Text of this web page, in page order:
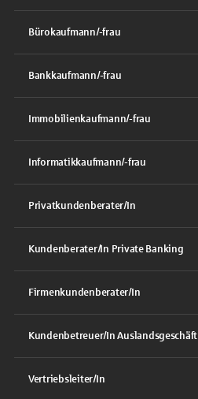
Bürokaufmann/-frau
Bankkaufmann/-frau
Immobilienkaufmann/-frau
Informatikkaufmann/-frau
Privatkundenberater/In
Kundenberater/In Private Banking
Firmenkundenberater/In
Kundenbetreuer/In Auslandsgeschäft
Vertriebsleiter/In